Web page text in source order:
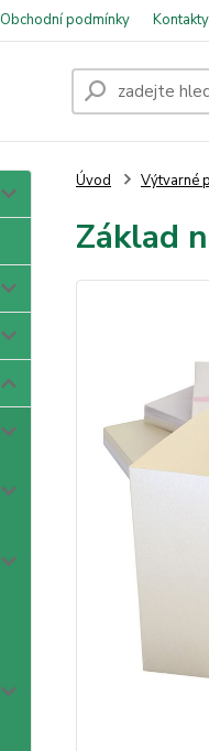
Obchodní podmínky Kontakty
Úvod Výtvarné
Základ